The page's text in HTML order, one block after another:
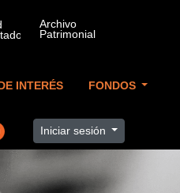
INTERÉS FONDOS
Iniciar sesión